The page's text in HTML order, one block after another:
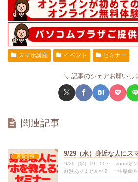
スマホ講座 イベント セミナー
記事のシェアお願いし
関連記事
新着情報 9/29（水）身近な人にス
9/29（水）19：00～ Zoomオン
経験ありませんか？ 一生懸命や